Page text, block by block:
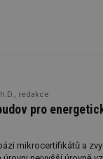
redakce
pro
mikrocertifikátů a